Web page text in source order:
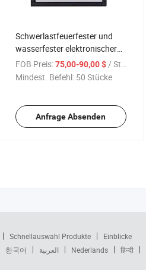
Schwerlastfeuerfester und
wasserfester elektronischer
Safe
FOB Preis: 75,00-90,00 $ / Stück
Mindest. Befehl: 50 Stücke
Anfrage Absenden
Schnellauswahl Produkte
Einblicke
한국어 العربية Nederlands हिन्दी